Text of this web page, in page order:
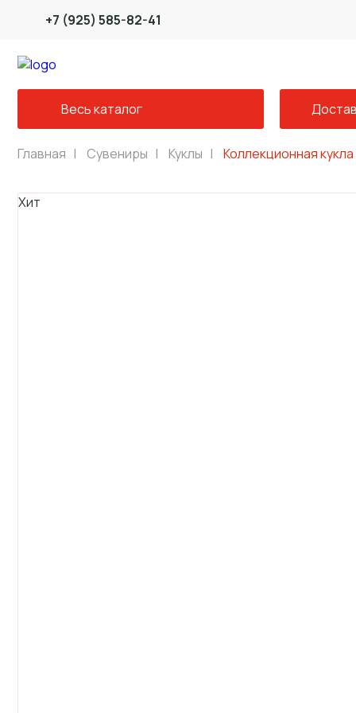
+7 (925) 585-82-41
Весь каталог
Главная | Сувениры | Куклы | Коллекционная
Хит